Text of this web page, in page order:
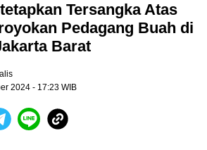
Tersangka Atas
Pedagang Buah di
Barat
2024 - 17:23 WIB